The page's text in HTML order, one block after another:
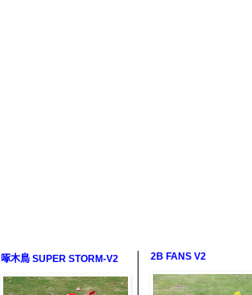
啄木鳥 SUPER STORM-V2 2B FANS V2